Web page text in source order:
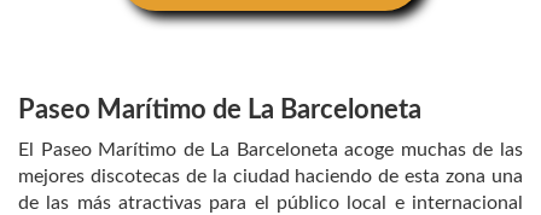
Paseo Marítimo de La Barceloneta
El Paseo Marítimo de La Barceloneta acoge muchas de las
mejores discotecas de la ciudad haciendo de esta zona una
de las más atractivas para el público local e internacional